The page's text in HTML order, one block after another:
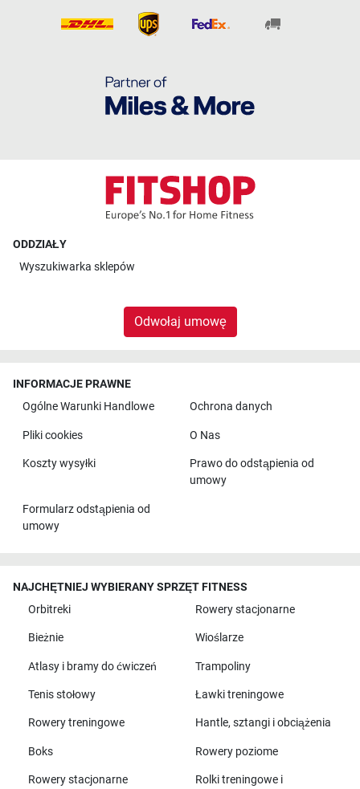
ODDZIAŁY
Wyszukiwarka sklepów
Odwołaj umowę
INFORMACJE PRAWNE
Ogólne Warunki Handlowe
Ochrona danych
Pliki cookies O Nas
Koszty wysyłki
Prawo do odstąpienia od
umowy
Formularz odstąpienia od
umowy
NAJCHĘTNIEJ WYBIERANY SPRZĘT FITNESS
Orbitreki
Rowery stacjonarne
Bieżnie Wioślarze
Atlasy i bramy do ćwiczeń Trampoliny
Tenis stołowy Ławki treningowe
Rowery treningowe Hantle, sztangi i obciążenia
Boks Rowery poziome
Rowery stacjonarne Rolki treningowe i